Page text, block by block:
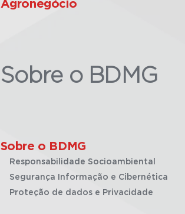
Agronegócio
Sobre o BDMG
Sobre o BDMG
Responsabilidade Socioambiental
Segurança Informação e Cibernética
Proteção de dados e Privacidade